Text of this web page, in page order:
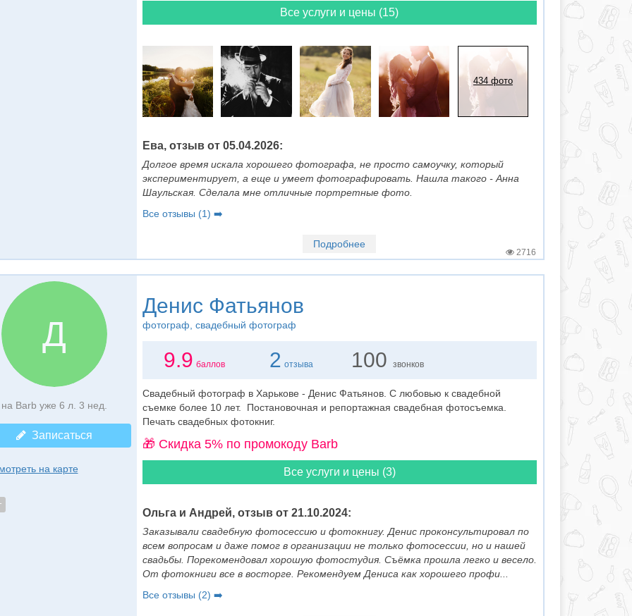
Все услуги и цены (15)
434 фото
Ева, отзыв от 05.04.2026:
Долгое время искала хорошего фотографа, не просто самоучку, который
экспериментирует, а еще и умеет фотографировать. Нашла такого - Анна
Шаульская. Сделала мне отличные портретные фото.
Все отзывы (1) ➡️
Подробнее
2716
Д
на Barb уже 6 л. 3 нед.
Записаться
на карте
Денис Фатьянов
фотограф , свадебный фотограф
9.9 баллов 2 отзыва 100 звонков
Свадебный фотограф в Харькове - Денис Фатьянов. С любовью к свадебной
cъемке более 10 лет. Постановочная и репортажная свадебная фотосъемка.
Печать свадебных фотокниг.
🎁 Cкидка 5% по промокоду Barb
Все услуги и цены (3)
Ольга и Андрей, отзыв от 21.10.2024:
Заказывали свадебную фотосессию и фотокнигу. Денис проконсультировал по
всем вопросам и даже помог в организации не только фотосессии, но и нашей
свадьбы. Порекомендовал хорошую фотостудия. Съёмка прошла легко и весело.
От фотокниги все в восторге. Рекомендуем Дениса как хорошего профи...
Все отзывы (2) ➡️